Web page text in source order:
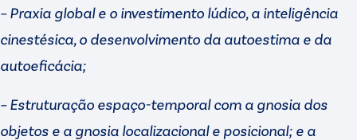
– Praxia global e o investimento lúdico, a inteligência
cinestésica, o desenvolvimento da autoestima e da
autoeficácia;
– Estruturação espaço-temporal com a gnosia dos
objetos e a gnosia localizacional e posicional; e a